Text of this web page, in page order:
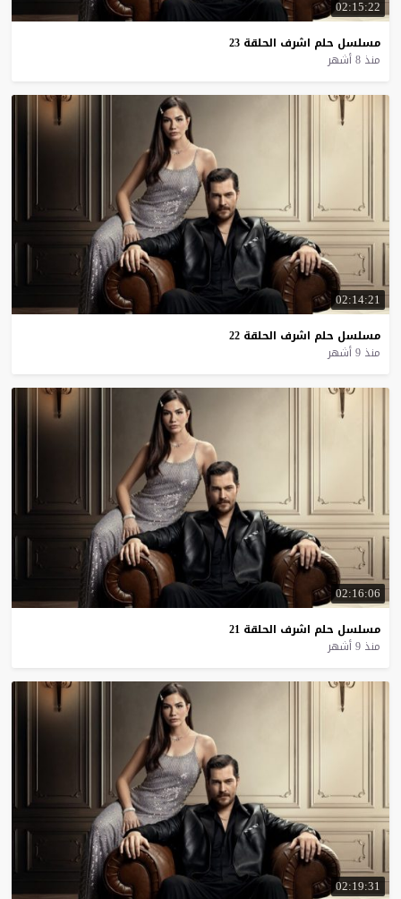
02:15:22
مسلسل حلم اشرف الحلقة 23
منذ 8 أشهر
02:14:21
مسلسل حلم اشرف الحلقة 22
منذ 9 أشهر
02:16:06
مسلسل حلم اشرف الحلقة 21
منذ 9 أشهر
02:19:31